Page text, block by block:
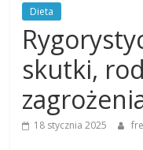
Dieta
skutki,
18 stycznia 2025